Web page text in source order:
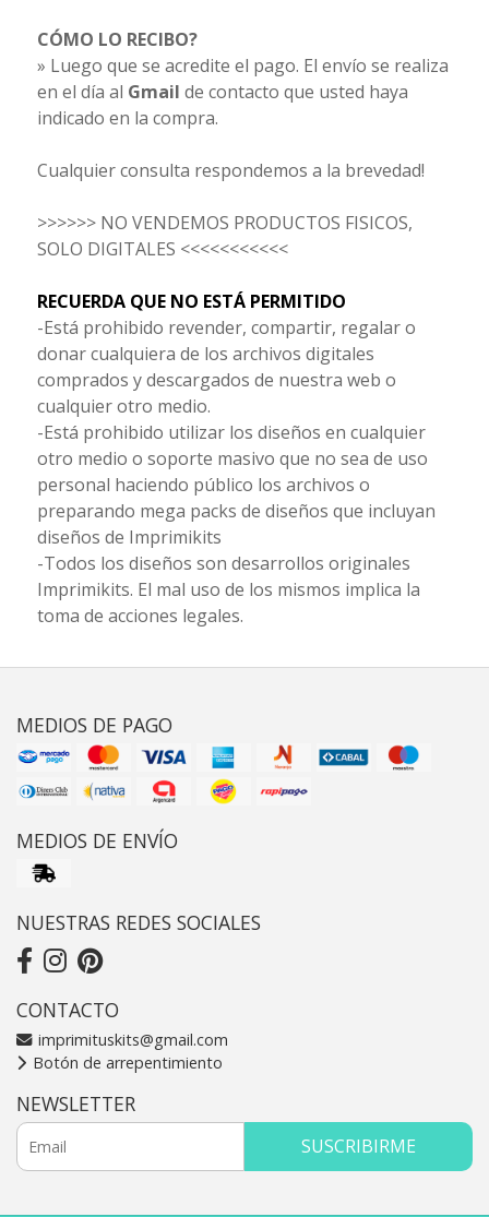
CÓMO LO RECIBO?
» Luego que se acredite el pago. El envío se realiza
en el día al Gmail de contacto que usted haya
indicado en la compra.
Cualquier consulta respondemos a la brevedad!
>>>>>> NO VENDEMOS PRODUCTOS FISICOS,
SOLO DIGITALES <<<<<<<<<<<
RECUERDA QUE NO ESTÁ PERMITIDO
-Está prohibido revender, compartir, regalar o
donar cualquiera de los archivos digitales
comprados y descargados de nuestra web o
cualquier otro medio.
-Está prohibido utilizar los diseños en cualquier
otro medio o soporte masivo que no sea de uso
personal haciendo público los archivos o
preparando mega packs de diseños que incluyan
diseños de Imprimikits
-Todos los diseños son desarrollos originales
Imprimikits. El mal uso de los mismos implica la
toma de acciones legales.
MEDIOS DE PAGO
MEDIOS DE ENVÍO
NUESTRAS REDES SOCIALES
CONTACTO
imprimituskits@gmail.com
Botón de arrepentimiento
NEWSLETTER
SUSCRIBIRME